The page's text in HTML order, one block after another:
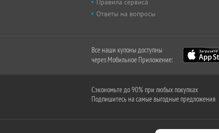
Правила сервиса
Ответы на вопросы
Все наши купоны доступны
через Мобильное Приложение:
Сэкономьте до 90% при любых покупках
Подпишитесь на самые выгодные предложения